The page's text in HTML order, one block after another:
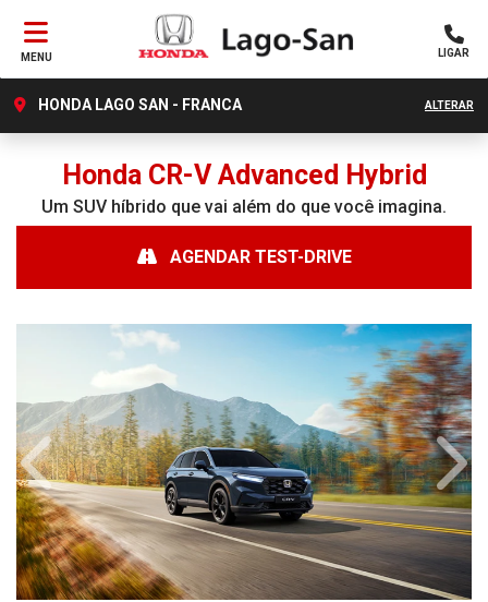
MENU LIGAR
HONDA LAGO SAN - FRANCA ALTERAR
HondaCR-V Advanced Hybrid
Um SUV híbrido que vai além do que você imagina.
AGENDAR TEST-DRIVE
Anterior